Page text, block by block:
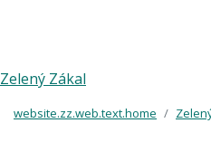
Zelený Zákal
website.zz.web.text.home